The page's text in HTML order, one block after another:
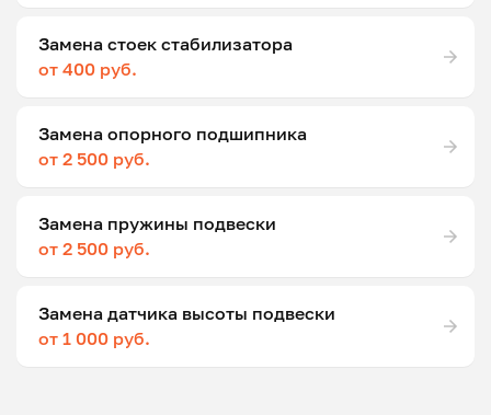
Замена стоек стабилизатора
от 400 руб.
Замена опорного подшипника
от 2 500 руб.
Замена пружины подвески
от 2 500 руб.
Замена датчика высоты подвески
от 1 000 руб.